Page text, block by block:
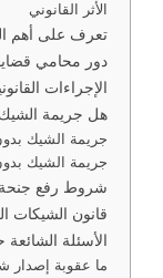
الأثر القانوني
تعرف على أهم
دور محامي قضايا
الإجراءات
هل جريمة الشيك
جريمة الشيك
جريمة الشيك
شروط رفع
قانون الشيكات
الأسئلة
ما عقوبة إصدار